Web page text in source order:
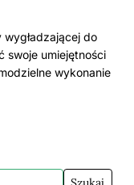
do
swoje umiejętności
wykonanie